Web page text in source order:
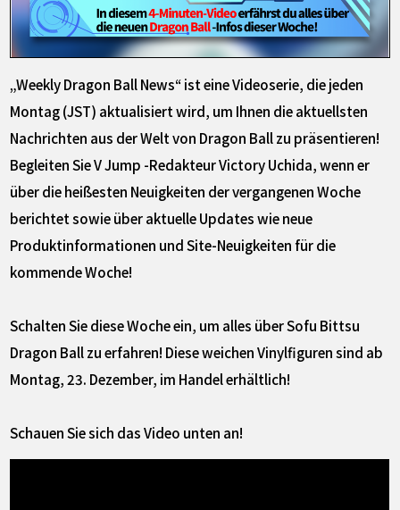
„Weekly Dragon Ball News“ ist eine Videoserie, die jeden
Montag (JST) aktualisiert wird, um Ihnen die aktuellsten
Nachrichten aus der Welt von Dragon Ball zu präsentieren!
Begleiten Sie V Jump -Redakteur Victory Uchida, wenn er
über die heißesten Neuigkeiten der vergangenen Woche
berichtet sowie über aktuelle Updates wie neue
Produktinformationen und Site-Neuigkeiten für die
kommende Woche!
Schalten Sie diese Woche ein, um alles über Sofu Bittsu
Dragon Ball zu erfahren! Diese weichen Vinylfiguren sind ab
Montag, 23. Dezember, im Handel erhältlich!
Schauen Sie sich das Video unten an!